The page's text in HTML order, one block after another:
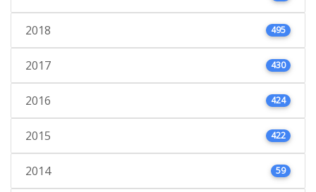
2018 495
2017 430
2016 424
2015 422
2014 59